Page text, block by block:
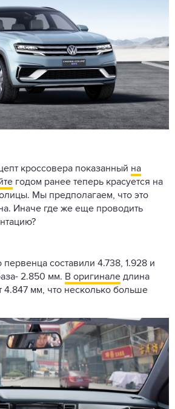
кроссовера показанный на
годом ранее теперь красуется на
Мы предполагаем, что это
Иначе где же еще проводить
первенца составили 4.738, 1.928 и
2.850 мм. В оригинале длина
4.847 мм, что несколько больше